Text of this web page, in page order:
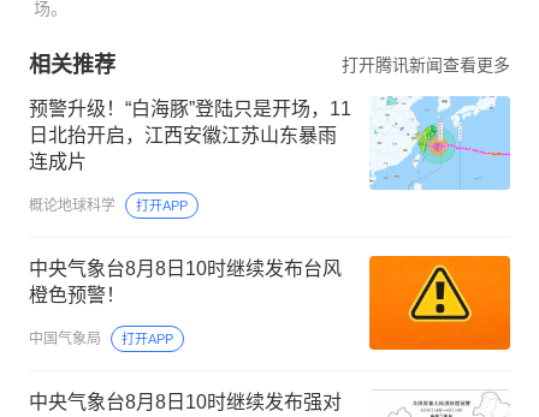
场。
相关推荐 打开腾讯新闻查看更多
预警升级！“白海豚”登陆只是开场，11
日北抬开启，江西安徽江苏山东暴雨
连成片
概论地球科学 打开APP
中央气象台8月8日10时继续发布台风
橙色预警！
中国气象局 打开APP
中央气象台8月8日10时继续发布强对